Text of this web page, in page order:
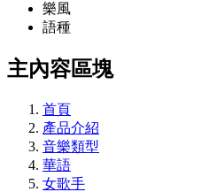
樂風
語種
主內容區塊
首頁
產品介紹
音樂類型
華語
女歌手